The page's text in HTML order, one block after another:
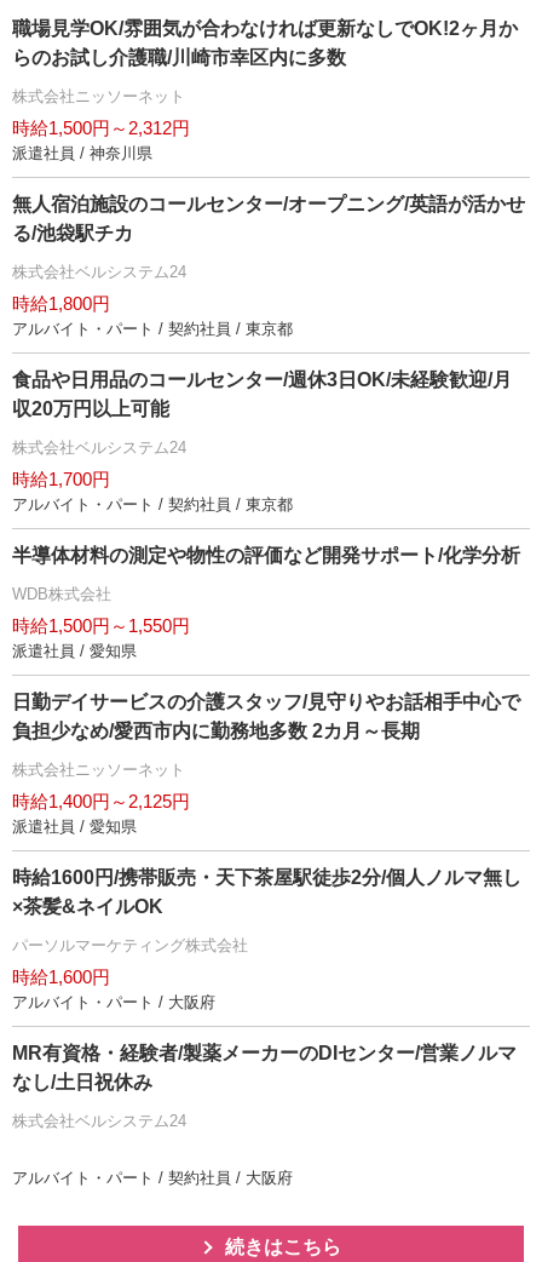
職場見学OK/雰囲気が合わなければ更新なしでOK!2ヶ月か
らのお試し介護職/川崎市幸区内に多数
株式会社ニッソーネット
時給1,500円～2,312円
派遣社員 / 神奈川県
無人宿泊施設のコールセンター/オープニング/英語が活かせ
る/池袋駅チカ
株式会社ベルシステム24
時給1,800円
アルバイト・パート / 契約社員 / 東京都
食品や日用品のコールセンター/週休3日OK/未経験歓迎/月
収20万円以上可能
株式会社ベルシステム24
時給1,700円
アルバイト・パート / 契約社員 / 東京都
半導体材料の測定や物性の評価など開発サポート/化学分析
WDB株式会社
時給1,500円～1,550円
派遣社員 / 愛知県
日勤デイサービスの介護スタッフ/見守りやお話相手中心で
負担少なめ/愛西市内に勤務地多数 2カ月～長期
株式会社ニッソーネット
時給1,400円～2,125円
派遣社員 / 愛知県
時給1600円/携帯販売・天下茶屋駅徒歩2分/個人ノルマ無し
×茶髪&ネイルOK
パーソルマーケティング株式会社
時給1,600円
アルバイト・パート / 大阪府
MR有資格・経験者/製薬メーカーのDIセンター/営業ノルマ
なし/土日祝休み
株式会社ベルシステム24
アルバイト・パート / 契約社員 / 大阪府
続きはこちら